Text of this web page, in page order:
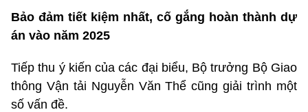
Bảo đảm tiết kiệm nhất, cố gắng hoàn thành dự
án vào năm 2025
Tiếp thu ý kiến của các đại biểu, Bộ trưởng Bộ Giao
thông Vận tải Nguyễn Văn Thể cũng giải trình một
số vấn đề.